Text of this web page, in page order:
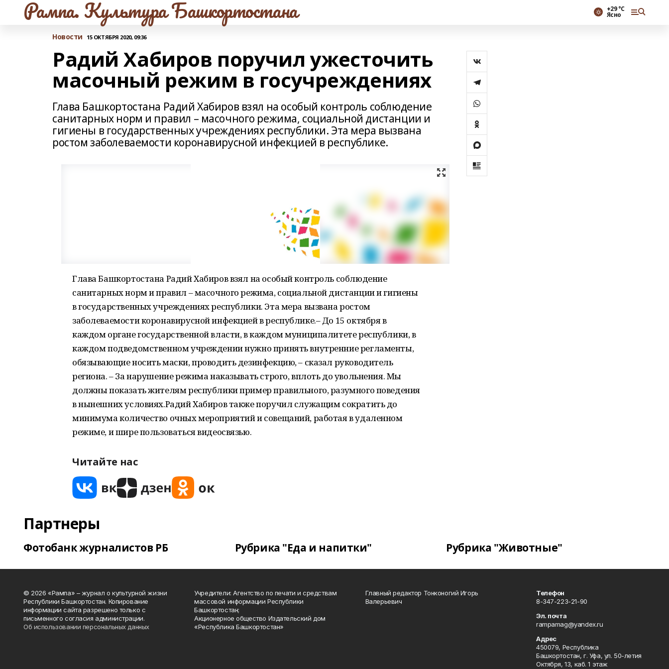
Рампа. Культура Башкортостана +29 °С
Ясно
Новости 15 ОКТЯБРЯ 2020, 09:36
Радий Хабиров поручил ужесточить
масочный режим в госучреждениях
Глава Башкортостана Радий Хабиров взял на особый контроль соблюдение
санитарных норм и правил – масочного режима, социальной дистанции и
гигиены в государственных учреждениях республики. Эта мера вызвана
ростом заболеваемости коронавирусной инфекцией в республике.
Глава Башкортостана Радий Хабиров взял на особый контроль соблюдение
санитарных норм и правил – масочного режима, социальной дистанции и гигиены
в государственных учреждениях республики. Эта мера вызвана ростом
заболеваемости коронавирусной инфекцией в республике.– До 15 октября в
каждом органе государственной власти, в каждом муниципалитете республики, в
каждом подведомственном учреждении нужно принять внутренние регламенты,
обязывающие носить маски, проводить дезинфекцию, – сказал руководитель
региона. – За нарушение режима наказывать строго, вплоть до увольнения. Мы
должны показать жителям республики пример правильного, разумного поведения
в нынешних условиях.Радий Хабиров также поручил служащим сократить до
минимума количество очных мероприятий и совещаний, работая в удаленном
режиме, и шире пользоваться видеосвязью.
Читайте нас
Партнеры
Фотобанк журналистов РБ Рубрика "Еда и напитки" Рубрика "Животные"
© 2026 «Рампа» – журнал о культурной жизни
Республики Башкортостан. Копирование
информации сайта разрешено только с
письменного согласия администрации.
Об использовании персональных данных
Учредители: Агентство по печати и средствам
массовой информации Республики
Башкортостан;
Акционерное общество Издательский дом
«Республика Башкортостан»
Главный редактор Тонконогий Игорь
Валерьевич
Телефон
8-347-223-21-90
Эл. почта
rampamag@yandex.ru
Адрес
450079, Республика
Башкортостан, г. Уфа, ул. 50-летия
Октября, 13, каб. 1 этаж